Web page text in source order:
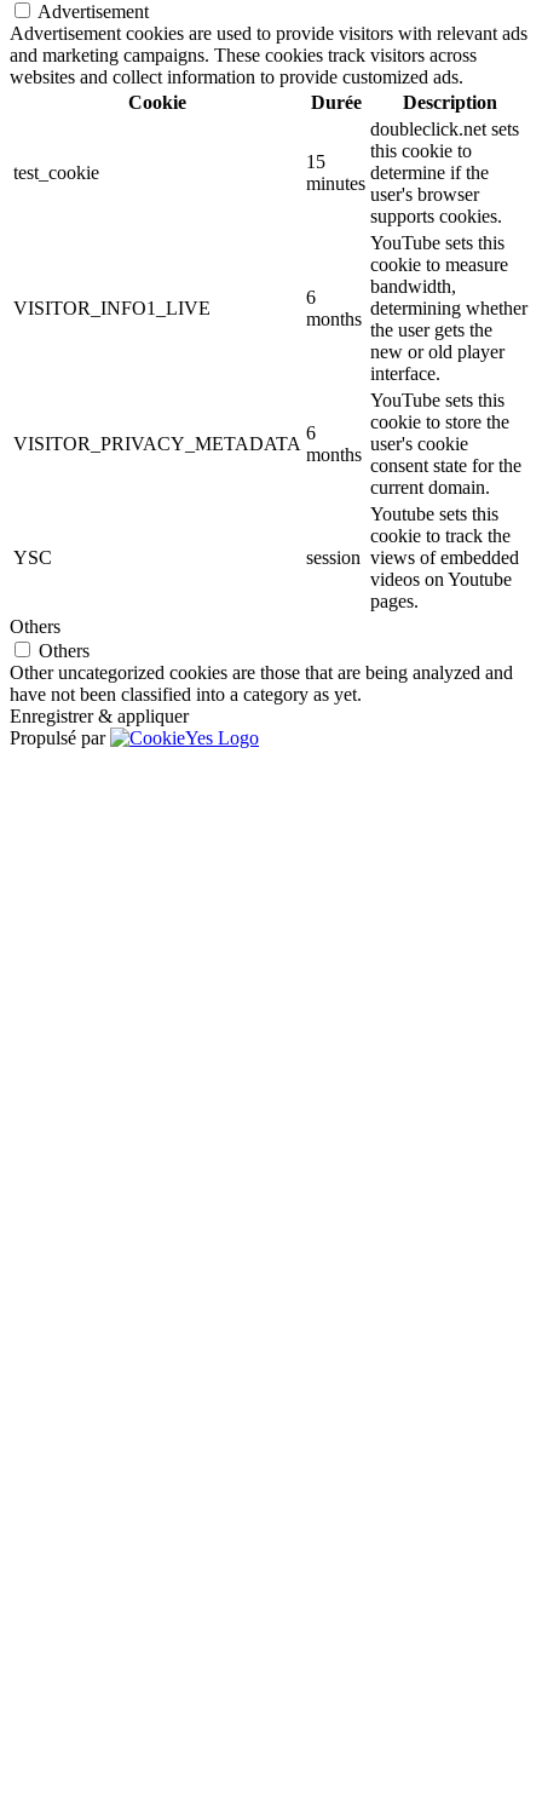
Advertisement
Advertisement cookies are used to provide visitors with relevant ads
and marketing campaigns. These cookies track visitors across
websites and collect information to provide customized ads.
Cookie
Durée Description
test_cookie
15
minutes
doubleclick.net sets
this cookie to
determine if the
user's browser
supports cookies.
VISITOR_INFO1_LIVE
6
months
YouTube sets this
cookie to measure
bandwidth,
determining whether
the user gets the
new or old player
interface.
VISITOR_PRIVACY_METADATA
6
months
YouTube sets this
cookie to store the
user's cookie
consent state for the
current domain.
YSC session
Youtube sets this
cookie to track the
views of embedded
videos on Youtube
pages.
Others
Others
Other uncategorized cookies are those that are being analyzed and
have not been classified into a category as yet.
Enregistrer & appliquer
Propulsé par